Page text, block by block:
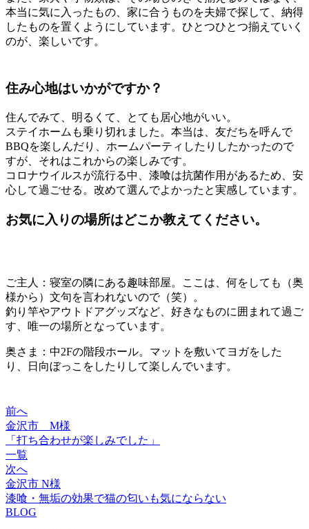
本当に気に入ったもの、家に合うものを夫婦で探して、納得
したものを置くようにしています。ひとつひとつ揃えていく
のが、楽しいです。
住み心地はいかがですか？
住んでみて、明るくて、とても居心地がいい。
ステイホームも乗り切れました。本当は、友だちを呼んで
BBQを楽しんだり、ホームパーティしたりしたかったので
すが、それはこれからの楽しみです。
コロナウイルスが流行る中、漆喰は抗菌作用があるため、安
心して過ごせる。改めて選んでよかったと実感しています。
お気に入りの場所はどこか教えてください。
ご主人：寝室の隣にある趣味部屋。ここは、何をしても（奥
様から）文句を言われないので（笑）。
釣り竿やアウトドアグッズなど、好きなものに囲まれて過ご
す、唯一の場所となっています。
奥さま：中2Fの階段ホール。マットを敷いてヨガをした
り、日向ぼっこをしたりして楽しんでいます。
前へ
金沢市 M様
「打ち合わせが楽しみでした」
一覧
次へ
金沢市 N様
漆喰・無垢の効果で猫の匂いも気にならない
BLOG